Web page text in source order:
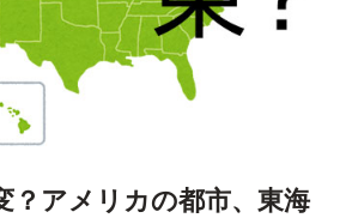
？アメリカの都市、東海